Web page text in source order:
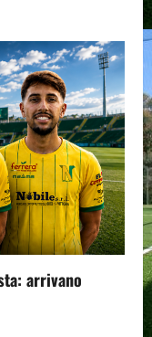
arrivano